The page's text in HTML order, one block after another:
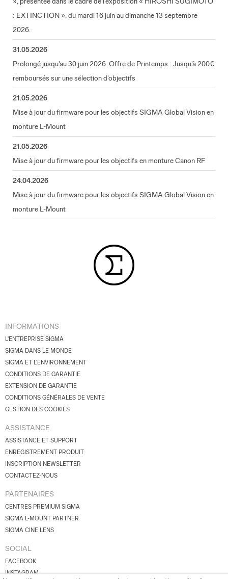
: EXTINCTION », du mardi 16 juin au dimanche 13 septembre
2026.
31.05.2026
Prolongé jusqu'au 30 juin 2026. Offre de Printemps : Jusqu'à 200€
remboursés sur une sélection d'objectifs
21.05.2026
Mise à jour du firmware pour les objectifs SIGMA Global Vision en
monture L-Mount
21.05.2026
Mise à jour du firmware pour les objectifs en monture Canon RF
24.04.2026
Mise à jour du firmware pour les objectifs SIGMA Global Vision en
monture L-Mount
INFORMATIONS
L'ENTREPRISE SIGMA
SIGMA DANS LE MONDE
SIGMA ET L'ENVIRONNEMENT
CONDITIONS DE GARANTIE
EXTENSION DE GARANTIE
CONDITIONS GÉNÉRALES DE VENTE
GESTION DES COOKIES
ASSISTANCE
ASSISTANCE ET SUPPORT
ENREGISTREMENT PRODUIT
INSCRIPTION NEWSLETTER
CONTACTEZ-NOUS
PARTENAIRES
CENTRES PREMIUM SIGMA
SIGMA L-MOUNT PARTNER
SIGMA CINE LENS
SOCIAL
FACEBOOK
INSTAGRAM